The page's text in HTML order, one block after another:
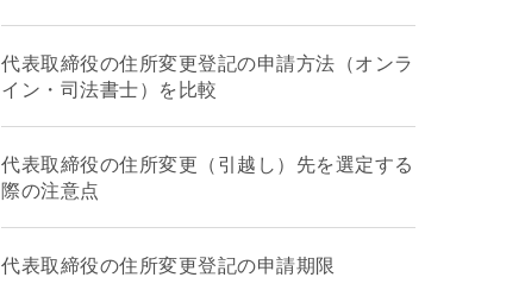
代表取締役の住所変更登記の申請方法（オンラ
イン・司法書士）を比較
代表取締役の住所変更（引越し）先を選定する
際の注意点
代表取締役の住所変更登記の申請期限